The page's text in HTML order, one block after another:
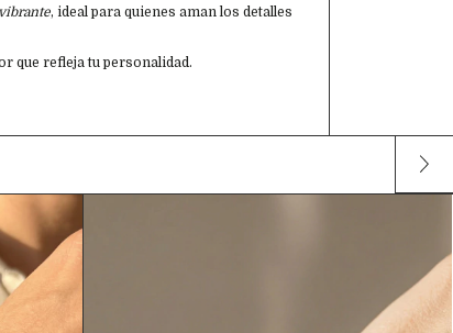
, ideal para quienes aman los detalles
que refleja tu personalidad.